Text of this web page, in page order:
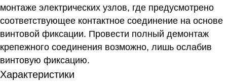
монтаже электрических узлов, где предусмотрено
соответствующее контактное соединение на основе
винтовой фиксации. Провести полный демонтаж
крепежного соединения возможно, лишь ослабив
винтовую фиксацию.
Характеристики